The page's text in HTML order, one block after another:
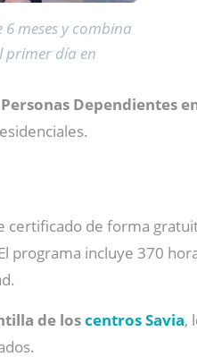
meses y combina
primer día en
Dependientes
certificado de forma
programa incluye 370
de loscentros Savia,